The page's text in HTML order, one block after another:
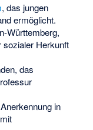
, das jungen
ermöglicht.
Württemberg,
sozialer Herkunft
das
in